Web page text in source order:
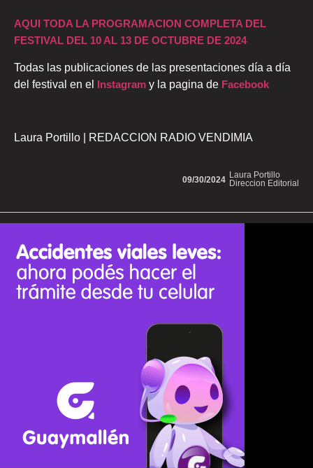
AQUI TODA LA PROGRAMACION COMPLETA DEL
FESTIVAL DEL 10 AL 13 DE OCTUBRE DE 2024
Todas las publicaciones de las presentaciones día a día
del festival en el Instagram y la pagina de Facebook
Laura Portillo | REDACCION RADIO VENDIMIA
Laura Portillo
Direccion Editorial
09/30/2024